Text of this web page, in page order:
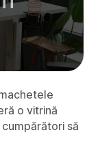
o vitrină
să